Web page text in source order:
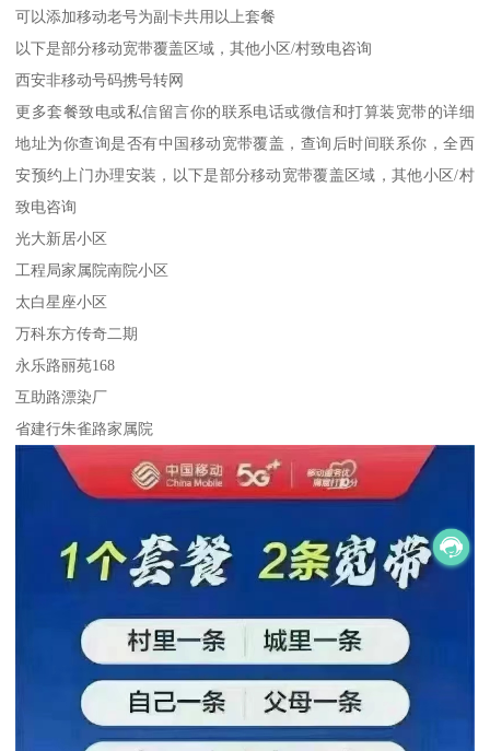
可以添加移动老号为副卡共用以上套餐
以下是部分移动宽带覆盖区域，其他小区/村致电咨询
西安非移动号码携号转网
更多套餐致电或私信留言你的联系电话或微信和打算装宽带的详细
地址为你查询是否有中国移动宽带覆盖，查询后时间联系你，全西
安预约上门办理安装，以下是部分移动宽带覆盖区域，其他小区/村
致电咨询
光大新居小区
工程局家属院南院小区
太白星座小区
万科东方传奇二期
永乐路丽苑168
互助路漂染厂
省建行朱雀路家属院